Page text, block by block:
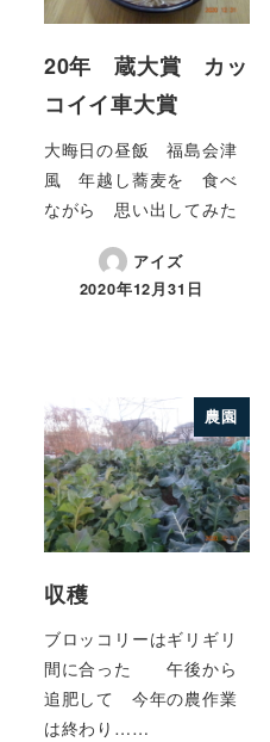
20年 蔵大賞 カッ
コイイ車大賞
大晦日の昼飯 福島会津
風 年越し蕎麦を 食べ
ながら 思い出してみた
アイズ
2020年12月31日
農園
収穫
ブロッコリーはギリギリ
間に合った 午後から
追肥して 今年の農作業
は終わり……